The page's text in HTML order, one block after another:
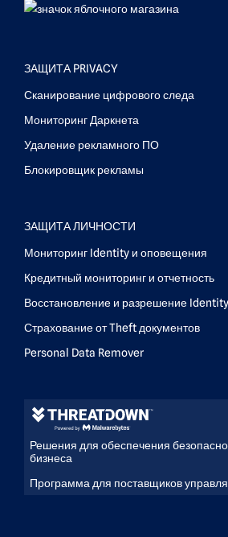
ЗАЩИТА PRIVACY
Сканирование цифрового следа
Мониторинг Даркнета
Удаление рекламного ПО
Блокировщик рекламы
ЗАЩИТА ЛИЧНОСТИ
Мониторинг Identity и оповещения
Кредитный мониторинг и отчетность
Восстановление и разрешение Identity
Страхование от Theft документов
Personal Data Remover
Решения для обеспечения
бизнеса
Программа для поставщиков